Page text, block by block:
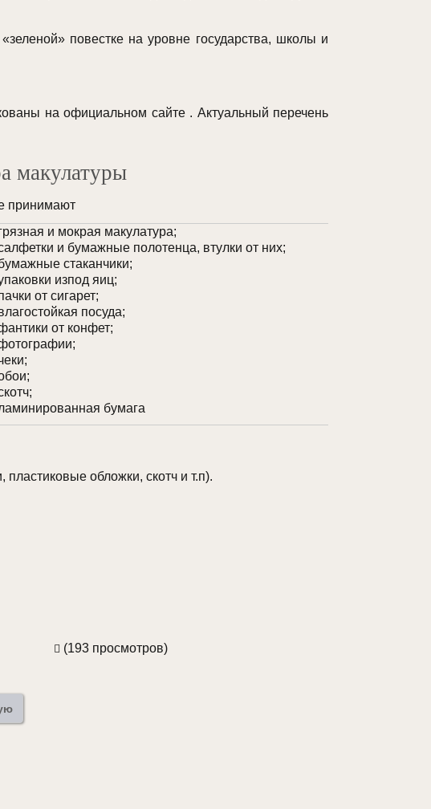
повестке на уровне государства, школы и
на официальном сайте . Актуальный перечень
макулатуры
принимают
и мокрая макулатура;
и бумажные полотенца, втулки от них;
стаканчики;
изпод яиц;
от сигарет;
посуда;
от конфет;
бумага
обложки, скотч и т.п).
(193 просмотров)